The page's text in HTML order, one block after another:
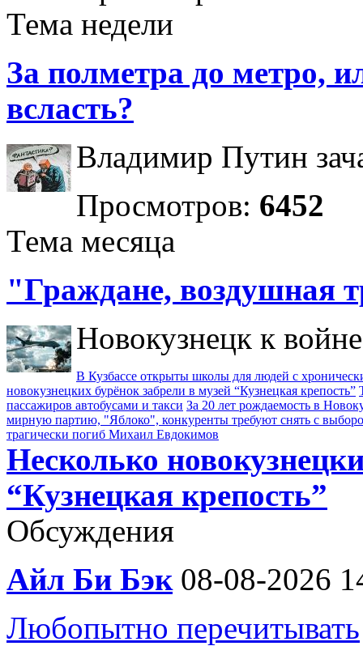
Тема недели
За полметра до метро,
всласть?
Владимир Путин
Просмотров: 6452
Тема месяца
"Граждане, воздушная
Новокузнецк к
В Кузбассе открыты школы для людей с
новокузнецких бурёнок забрели в музей “Кузнецкая крепость”
пассажиров автобусами и такси За 20 лет рождаемость в
мирную партию, "Яблоко", конкуренты требуют снять с
трагически погиб Михаил Евдокимов
Несколько
“Кузнецкая крепость”
Обсуждения
Айл Би Бэк08-08-2026
Любопытно перечитывать